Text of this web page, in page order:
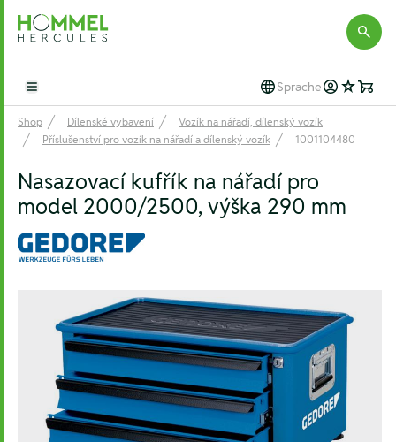
Hommel Hercules
Open main menu Sprache
Shop Dílenské vybavení
Vozík na nářadí, dílenský vozík
Příslušenství pro vozík na nářadí a dílenský vozík
1001104480
Nasazovací kufřík na nářadí pro
model 2000/2500, výška 290 mm